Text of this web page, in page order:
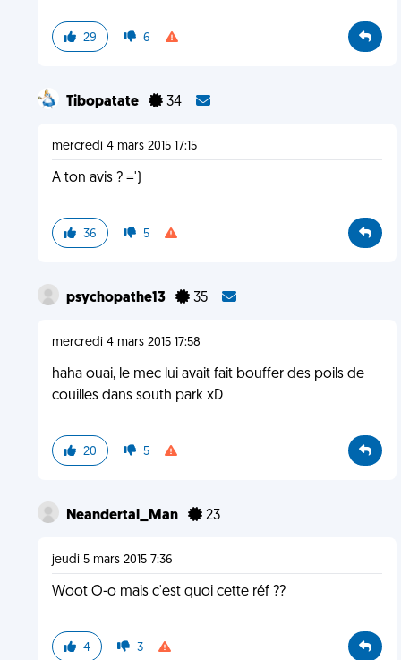
29 6
Tibopatate 34
mercredi 4 mars 2015 17:15
A ton avis ? =')
36 5
psychopathe13 35
mercredi 4 mars 2015 17:58
haha ouai, le mec lui avait fait bouffer des poils de
couilles dans south park xD
20 5
Neandertal_Man 23
jeudi 5 mars 2015 7:36
Woot O-o mais c'est quoi cette réf ??
4 3